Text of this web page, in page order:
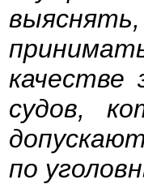
качестве
судов,
по